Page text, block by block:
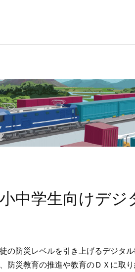
中学生向けデジ
の防災レベルを引き上げるデジタ
防災教育の推進や教育のＤＸに取